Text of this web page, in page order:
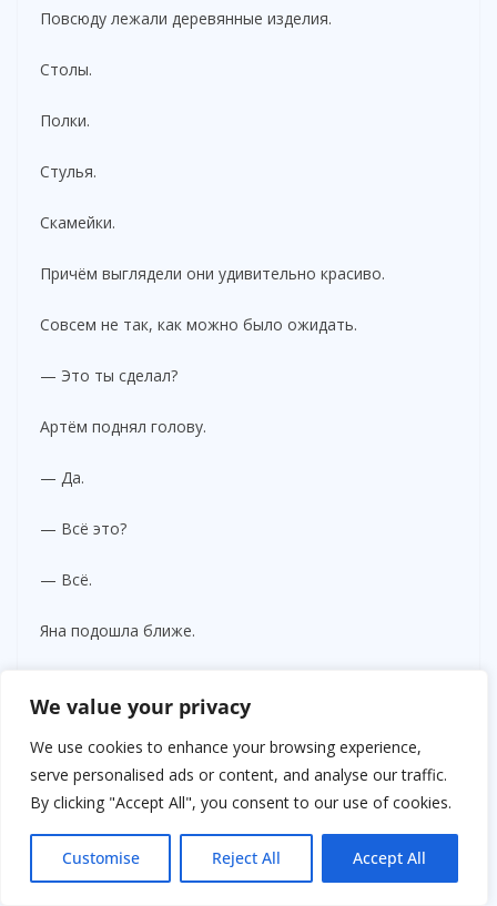
We value your privacy
We use cookies to enhance your browsing experience,
serve personalised ads or content, and analyse our traffic.
By clicking "Accept All", you consent to our use of cookies.
Customise Reject All Accept All
Повсюду лежали деревянные изделия.
Столы.
Полки.
Стулья.
Скамейки.
Причём выглядели они удивительно красиво.
Совсем не так, как можно было ожидать.
— Это ты сделал?
Артём поднял голову.
— Да.
— Всё это?
— Всё.
Яна подошла ближе.
— Что-то нужно?
— Да.
Она протянула трос.